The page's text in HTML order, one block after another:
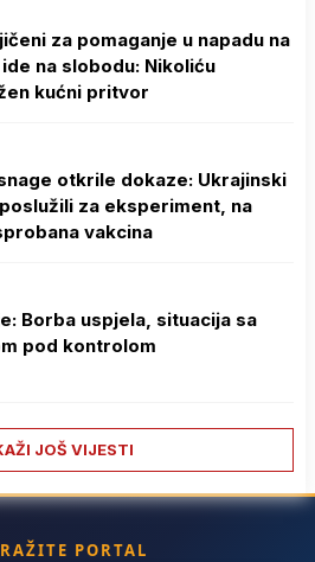
za pomaganje u napadu na
na slobodu: Nikoliću
kućni pritvor
otkrile dokaze: Ukrajinski
za eksperiment, na
vakcina
Borba uspjela, situacija sa
pod kontrolom
JOŠ VIJESTI
PORTAL